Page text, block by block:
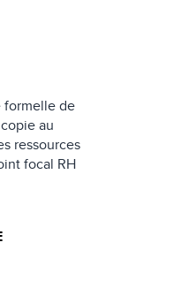
formelle de
au
ressources
focal RH